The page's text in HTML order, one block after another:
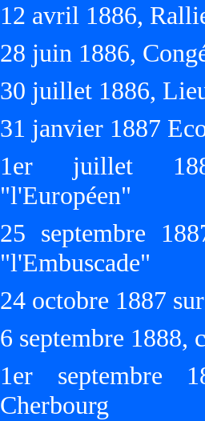
12 avril 1886,
28 juin 1886,
30 juillet 1886,
31 janvier 1887
1er juillet
"l'Européen"
25 septembre
"l'Embuscade"
24 octobre 1887
6 septembre 1888,
1er septembre
Cherbourg